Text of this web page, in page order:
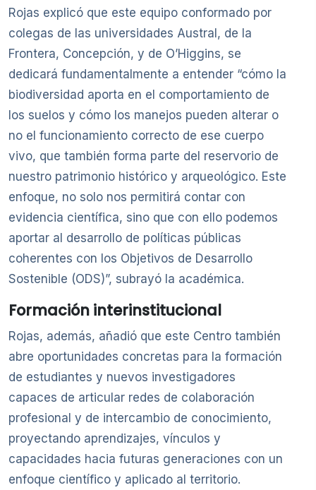
Rojas explicó que este equipo conformado por
colegas de las universidades Austral, de la
Frontera, Concepción, y de O’Higgins, se
dedicará fundamentalmente a entender “cómo la
biodiversidad aporta en el comportamiento de
los suelos y cómo los manejos pueden alterar o
no el funcionamiento correcto de ese cuerpo
vivo, que también forma parte del reservorio de
nuestro patrimonio histórico y arqueológico. Este
enfoque, no solo nos permitirá contar con
evidencia científica, sino que con ello podemos
aportar al desarrollo de políticas públicas
coherentes con los Objetivos de Desarrollo
Sostenible (ODS)”, subrayó la académica.
Formación interinstitucional
Rojas, además, añadió que este Centro también
abre oportunidades concretas para la formación
de estudiantes y nuevos investigadores
capaces de articular redes de colaboración
profesional y de intercambio de conocimiento,
proyectando aprendizajes, vínculos y
capacidades hacia futuras generaciones con un
enfoque científico y aplicado al territorio.